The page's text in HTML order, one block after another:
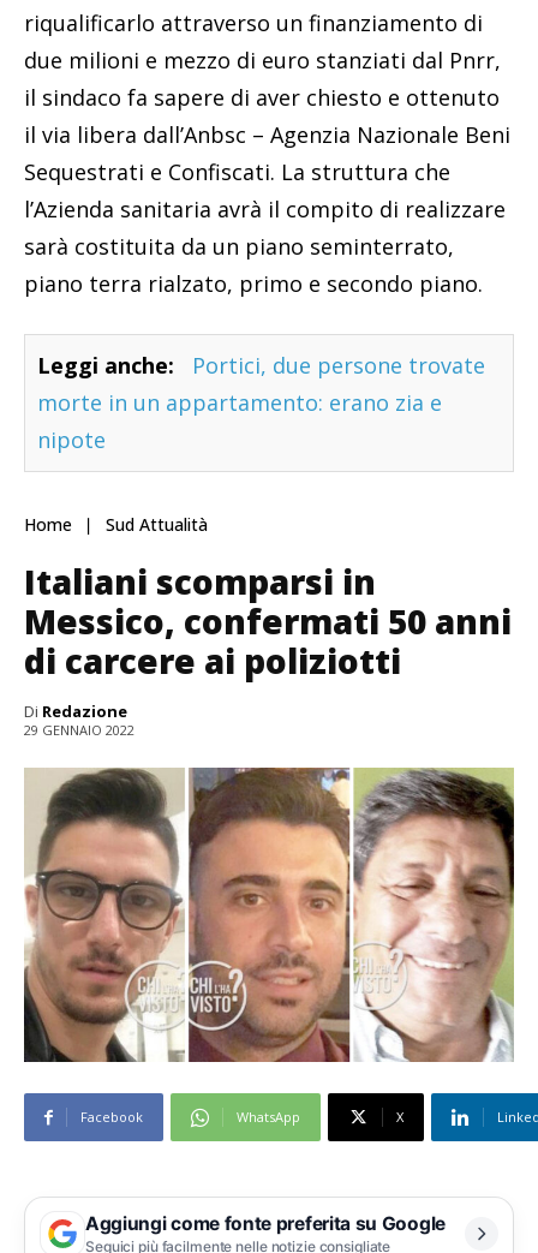
riqualificarlo attraverso un finanziamento di
due milioni e mezzo di euro stanziati dal Pnrr,
il sindaco fa sapere di aver chiesto e ottenuto
il via libera dall’Anbsc – Agenzia Nazionale Beni
Sequestrati e Confiscati. La struttura che
l’Azienda sanitaria avrà il compito di realizzare
sarà costituita da un piano seminterrato,
piano terra rialzato, primo e secondo piano.
Leggi anche:
Portici, due persone trovate
morte in un appartamento: erano zia e
nipote
Home Sud Attualità
Italiani scomparsi in
Messico, confermati 50 anni
di carcere ai poliziotti
Di Redazione
29 GENNAIO 2022
Facebook WhatsApp X
Aggiungi come fonte preferita su Google
Seguici più facilmente nelle notizie consigliate